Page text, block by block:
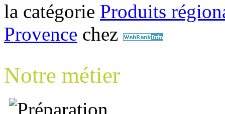
la catégorie Produits
Provence chez
Notre métier